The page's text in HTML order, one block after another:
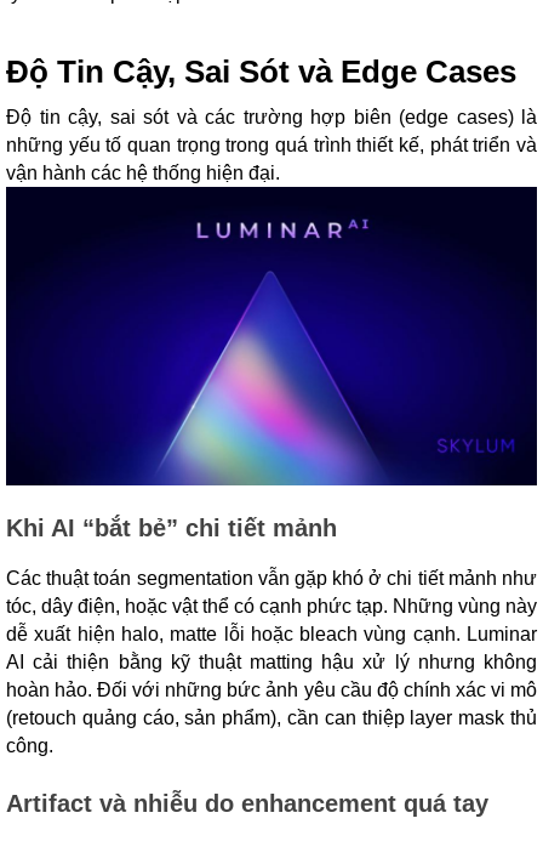
Độ Tin Cậy, Sai Sót và Edge Cases
Độ tin cậy, sai sót và các trường hợp biên (edge cases) là
những yếu tố quan trọng trong quá trình thiết kế, phát triển và
vận hành các hệ thống hiện đại.
Khi AI “bắt bẻ” chi tiết mảnh
Các thuật toán segmentation vẫn gặp khó ở chi tiết mảnh như
tóc, dây điện, hoặc vật thể có cạnh phức tạp. Những vùng này
dễ xuất hiện halo, matte lỗi hoặc bleach vùng cạnh. Luminar
AI cải thiện bằng kỹ thuật matting hậu xử lý nhưng không
hoàn hảo. Đối với những bức ảnh yêu cầu độ chính xác vi mô
(retouch quảng cáo, sản phẩm), cần can thiệp layer mask thủ
công.
Artifact và nhiễu do enhancement quá tay